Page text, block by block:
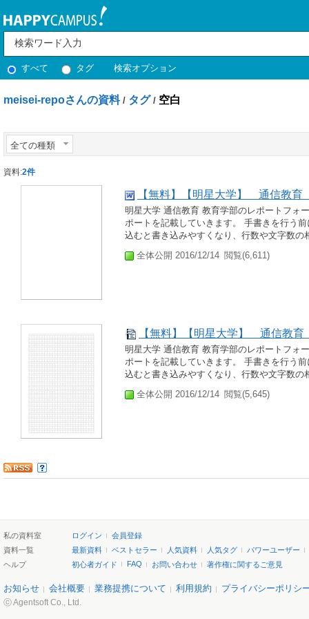
すべて タグ 検索オプション
meisei-repoさんの資料 / タグ / 空白
全ての種類
資料:2件
【無料】【明星大学】 通信教
明星大学 通信教育 教育学部のレポートフォ
ポートを記載していきます。 手書きを行う
込むと書き込みやすくなり、行数や文字数
全体公開 2016/12/14 閲覧(6,611)
【無料】【明星大学】 通信教
明星大学 通信教育 教育学部のレポートフォ
ポートを記載していきます。 手書きを行う
込むと書き込みやすくなり、行数や文字数
全体公開 2016/12/14 閲覧(5,645)
私の資料室 ログイン
会員登録
資料一覧
最新資料 ベストセラー 人気資料 人気タグ
パワーユーザー
ヘルプ
初心者ガイド FAQ お問い合わせ 著作権に関するご意見
お知らせ 会社概要 業務提携について 利用規約 プライバシーポリシ
ⓒ Agentsoft Co., Ltd.